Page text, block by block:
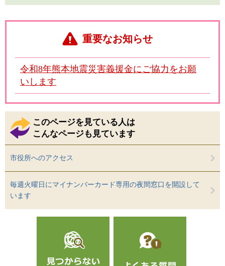
重要なお知らせ
令和8年熊本地震災害義援金にご協力をお願
いします
このページを見ている人は
こんなページも見ています
市役所へのアクセス
毎週火曜日にマイナンバーカード専用の夜間窓口を開設して
います